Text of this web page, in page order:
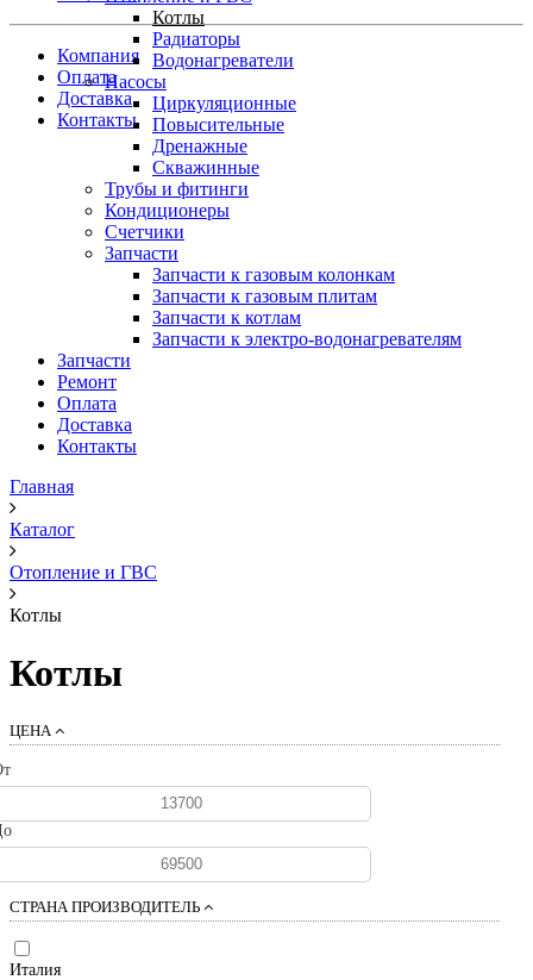
Компания
Оплата
Доставка
Контакты
Котлы
Радиаторы
Водонагреватели
Насосы
Циркуляционные
Повысительные
Дренажные
Скважинные
Трубы и фитинги
Кондиционеры
Счетчики
Запчасти
Запчасти к газовым колонкам
Запчасти к газовым плитам
Запчасти к котлам
Запчасти к электро-водонагревателям
Запчасти
Ремонт
Оплата
Доставка
Контакты
Главная
Каталог
Отопление и ГВС
Котлы
Котлы
ЦЕНА
СТРАНА ПРОИЗВОДИТЕЛЬ
Италия